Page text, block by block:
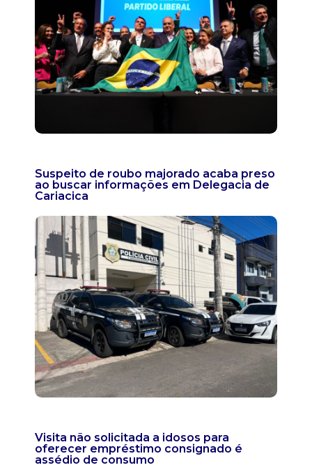
Suspeito de roubo majorado acaba preso
ao buscar informações em Delegacia de
Cariacica
Visita não solicitada a idosos para
oferecer empréstimo consignado é
assédio de consumo